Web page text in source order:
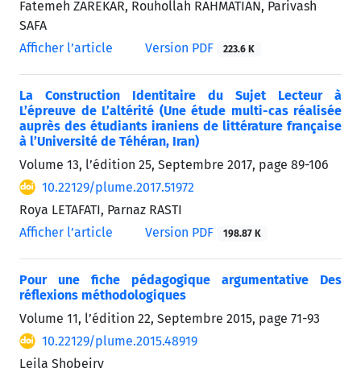
Fatemeh ZAREKAR, Rouhollah RAHMATIAN, Parivash
SAFA
Afficher l’article
Version PDF 223.6 K
La Construction Identitaire du Sujet Lecteur à
L’épreuve de L’altérité (Une étude multi-cas réalisée
auprès des étudiants iraniens de littérature française
à l’Université de Téhéran, Iran)
Volume 13, l’édition 25, Septembre 2017, page 89-106
10.22129/plume.2017.51972
Roya LETAFATI, Parnaz RASTI
Afficher l’article
Version PDF 198.87 K
Pour une fiche pédagogique argumentative Des
réflexions méthodologiques
Volume 11, l’édition 22, Septembre 2015, page 71-93
10.22129/plume.2015.48919
Leila Shobeiry